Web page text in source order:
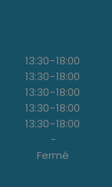
13:30-18:00
13:30-18:00
13:30-18:00
13:30-18:00
13:30-18:00
-
Fermé